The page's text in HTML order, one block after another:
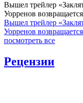
Вышел трейлер
Уорренов
Вышел трейлер
Уорренов
посмотреть все
Рецензии